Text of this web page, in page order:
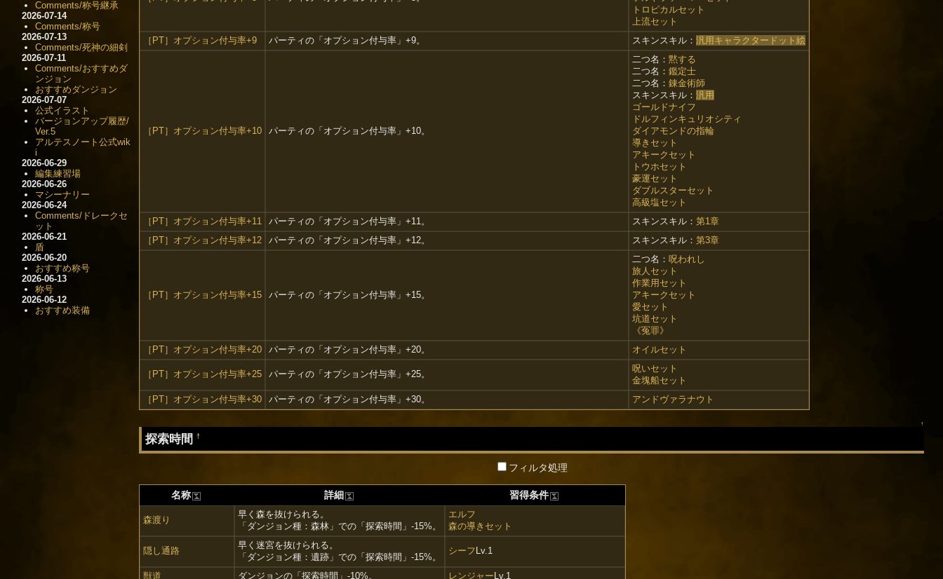
トロピカルセット
上流セット
［PT］オプション付与率+9
パーティの「オプション付与率」+9。 スキンスキル： 汎用キャラクタードット絵
［PT］オプション付与率+10 パーティの「オプション付与率」+10。
二つ名： 黙する
二つ名： 鑑定士
二つ名： 錬金術師
スキンスキル： 汎用
ゴールドナイフ
ドルフィンキュリオシティ
ダイアモンドの指輪
導きセット
アキークセット
トウホセット
豪運セット
ダブルスターセット
高級塩セット
［PT］オプション付与率+11
パーティの「オプション付与率」+11。 スキンスキル： 第1章
［PT］オプション付与率+12
パーティの「オプション付与率」+12。 スキンスキル： 第3章
［PT］オプション付与率+15 パーティの「オプション付与率」+15。
二つ名： 呪われし
旅人セット
作業用セット
アキークセット
愛セット
坑道セット
《冤罪》
［PT］オプション付与率+20
パーティの「オプション付与率」+20。 オイルセット
［PT］オプション付与率+25 パーティの「オプション付与率」+25。
呪いセット
金塊船セット
［PT］オプション付与率+30
パーティの「オプション付与率」+30。 アンドヴァラナウト
↑
探索時間 †
フィルタ処理
名称 詳細 習得条件
森渡り
早く森を抜けられる。
「ダンジョン種：森林」での「探索時間」-15%。
エルフ
森の導きセット
隠し通路
早く迷宮を抜けられる。
「ダンジョン種：遺跡」での「探索時間」-15%。
シーフ Lv.1
獣道 ダンジョンの「探索時間」-10%。 レンジャー Lv.1
Comments/称号継承
2026-07-14
Comments/称号
2026-07-13
Comments/死神の細剣
2026-07-11
Comments/おすすめダ
ンジョン
おすすめダンジョン
2026-07-07
公式イラスト
バージョンアップ履歴/
Ver.5
アルテスノート公式wik
i
2026-06-29
編集練習場
2026-06-26
マシーナリー
2026-06-24
Comments/ドレークセ
ット
2026-06-21
盾
2026-06-20
おすすめ称号
2026-06-13
称号
2026-06-12
おすすめ装備